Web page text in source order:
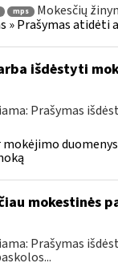
mps Mokesčių
» Prašymas
išdėstyti
Prašymas
mokestinės
Prašymas